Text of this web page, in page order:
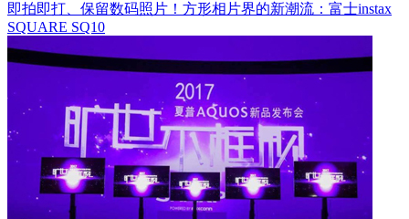
即拍即打、保留数码照片！方形相片界的新潮流：富士instax
SQUARE SQ10